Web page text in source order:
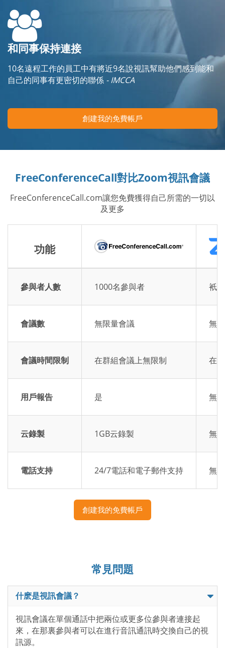
和同事保持連接
10名遠程工作的員工中有將近9名說視訊幫助他們感到能和
自己的同事有更密切的聯係 - IMCCA
創建我的免費帳戶
FreeConferenceCall對比Zoom視訊會議
FreeConferenceCall.com讓您免費獲得自己所需的一切以
及更多
功能
參與者人數 1000名參與者 衹
會議數 無限量會議 無
會議時間限制 在群組會議上無限制 在
用戶報告 是 無
云錄製 1GB云錄製 無
電話支持 24/7電話和電子郵件支持 無
創建我的免費帳戶
常見問題
什麽是視訊會議？
視訊會議在單個通話中把兩位或更多位參與者連接起
來，在那裏參與者可以在進行音訊通訊時交換自己的視
訊源。